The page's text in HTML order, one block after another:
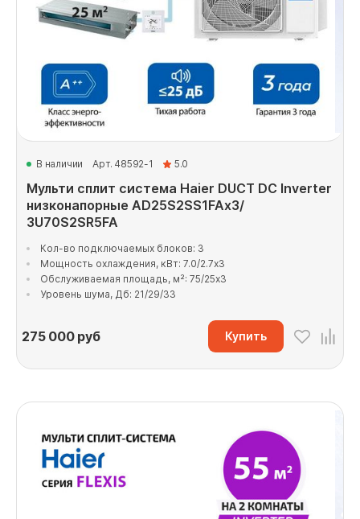
В наличии Арт. 48592-1 5.0
Мульти сплит система Haier DUCT DC Inverter
низконапорные AD25S2SS1FAx3/
3U70S2SR5FA
Кол-во подключаемых блоков: 3
Мощность охлаждения, кВт: 7.0/2.7x3
Обслуживаемая площадь, м²: 75/25x3
Уровень шума, Дб: 21/29/33
275 000руб Купить